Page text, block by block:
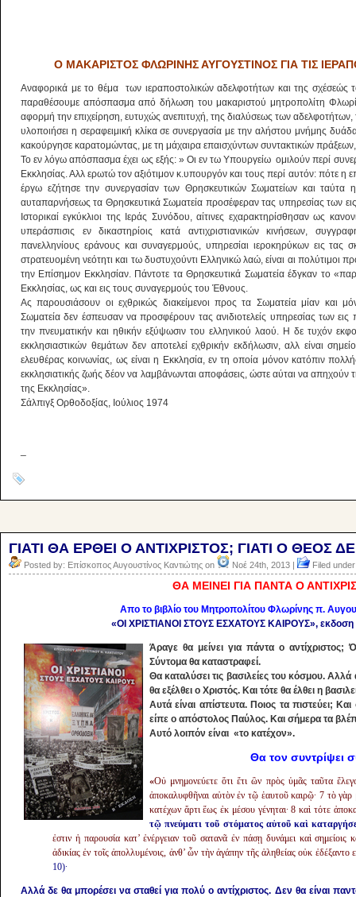
Ο ΜΑΚΑΡΙΣΤΟΣ ΦΛΩΡΙΝΗΣ ΑΥΓΟΥΣΤΙΝΟΣ ΓΙΑ ΤΙΣ
Αναφορικά με το θέμα των ιεραποστολικών αδελφοτήτων και της σχέσεώς
παραθέσουμε απόσπασμα από δήλωση του μακαριστού μητροπολίτη
αφορμή την επιχείρηση, ευτυχώς ανεπιτυχή, της διαλύσεως των
υλοποιήσει η σεραφειμική κλίκα σε συνεργασία με την αλήστου μνήμης
κακούργησε καρατομώντας, με τη μάχαιρα επαισχύντων συντακτικών
Το εν λόγω απόσπασμα έχει ως εξής: » Οι εν τω Υπουργείω ομιλούν περί
Εκκλησίας. Αλλ ερωτώ τον αξιότιμον κ.υπουργόν και τους περί αυτόν: πότε η
έργω εζήτησε την συνεργασίαν των Θρησκευτικών Σωματείων και ταύτα
αυταπαρνήσεως τα Θρησκευτικά Σωματεία προσέφεραν τας υπηρεσίας των
Ιστορικαί εγκύκλιοι της Ιεράς Συνόδου, αίτινες εχαρακτηρίσθησαν ως
υπεράσπισις εν δικαστηρίοις κατά αντιχριστιανικών κινήσεων,
πανελληνίους εράνους και συναγερμούς, υπηρεσίαι ιεροκηρύκων εις
στρατευομένη νεότητι και τω δυστυχούντι Ελληνικώ λαώ, είναι αι πολύτιμοι
την Επίσημον Εκκλησίαν. Πάντοτε τα Θρησκευτικά Σωματεία έδγκαν το
Εκκλησίας, ως και εις τους συναγερμούς του Έθνους.
Ας παρουσιάσουν οι εχθρικώς διακείμενοι προς τα Σωματεία μίαν και
Σωματεία δεν έσπευσαν να προσφέρουν τας ανιδιοτελείς υπηρεσίας των εις
την πνευματικήν και ηθικήν εξύψωσιν του ελληνικού λαού. Η δε τυχόν
εκκλησιαστικών θεμάτων δεν αποτελεί εχθρικήν εκδήλωσιν, αλλ είναι
ελευθέρας κοινωνίας, ως είναι η Εκκλησία, εν τη οποία μόνον κατόπιν
εκκλησιατικής ζωής δέον να λαμβάνωνται αποφάσεις, ώστε αύται να απηχούν
της Εκκλησίας».
Σάλπιγξ Ορθοδοξίας, Ιούλιος 1974
ΓΙΑΤΙ ΘΑ ΕΡΘΕΙ Ο ΑΝΤΙΧΡΙΣΤΟΣ; ΓΙΑΤΙ Ο ΘΕΟΣ
Posted by: Επίσκοπος Αυγουστίνος Καντιώτης on Νοέ 24th, 2013 | Filed
ΘΑ ΜΕΙΝΕΙ ΓΙΑ ΠΑΝΤΑ Ο
Aπο το βιβλίο του Μητροπολίτου Φλωρίνης π.
«ΟΙ ΧΡΙΣΤΙΑΝΟΙ ΣΤΟΥΣ ΕΣΧΑΤΟΥΣ ΚΑΙΡΟΥΣ», εκδοση
Άραγε θα μείνει για πάντα ο αντίχριστος;
Σύντομα θα καταστραφεί.
Θα καταλύσει τις βασιλείες του κόσμου.
θα εξέλθει ο Χριστός. Και τότε θα έλθει η
Αυτά είναι απίστευτα. Ποιος τα πιστεύει;
είπε ο απόστολος Παύλος. Και σήμερα τα
Αυτό λοιπόν είναι «το κατέχον».
Θα τον συντρίψει
«Οὐ μνημονεύετε ὅτι ἔτι ὢν πρὸς ὑμᾶς ταῦτα
ἀποκαλυφθῆναι αὐτὸν ἐν τῷ ἑαυτοῦ καιρῷ· 7 τὸ γὰρ
κατέχων ἄρτι ἕως ἐκ μέσου γένηται· 8 καὶ τότε
τῷ πνεύματι τοῦ στόματος αὐτοῦ καὶ
ἐστιν ἡ παρουσία κατ’ ἐνέργειαν τοῦ σατανᾶ ἐν πάσῃ δυνάμει καὶ
ἀδικίας ἐν τοῖς ἀπολλυμένοις, ἀνθ’ ὧν τὴν ἀγάπην τῆς ἀληθείας οὐκ ἐδέξαντο
10)·
Αλλά δε θα μπορέσει να σταθεί για πολύ ο αντίχριστος. Δεν θα είναι